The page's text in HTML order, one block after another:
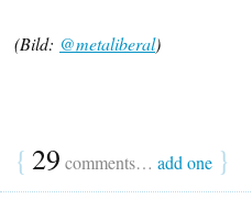
(Bild: @metaliberal)
{ 29 comments… add one }